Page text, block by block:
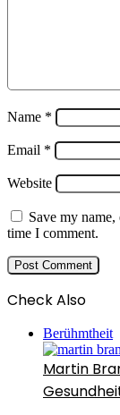
Name *
Email *
Website
Save my
time I comment.
Check Also
Berühmtheit
Martin